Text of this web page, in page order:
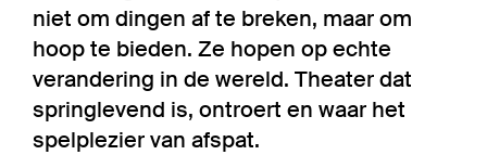
niet om dingen af te breken, maar om
hoop te bieden. Ze hopen op echte
verandering in de wereld. Theater dat
springlevend is, ontroert en waar het
spelplezier van afspat.